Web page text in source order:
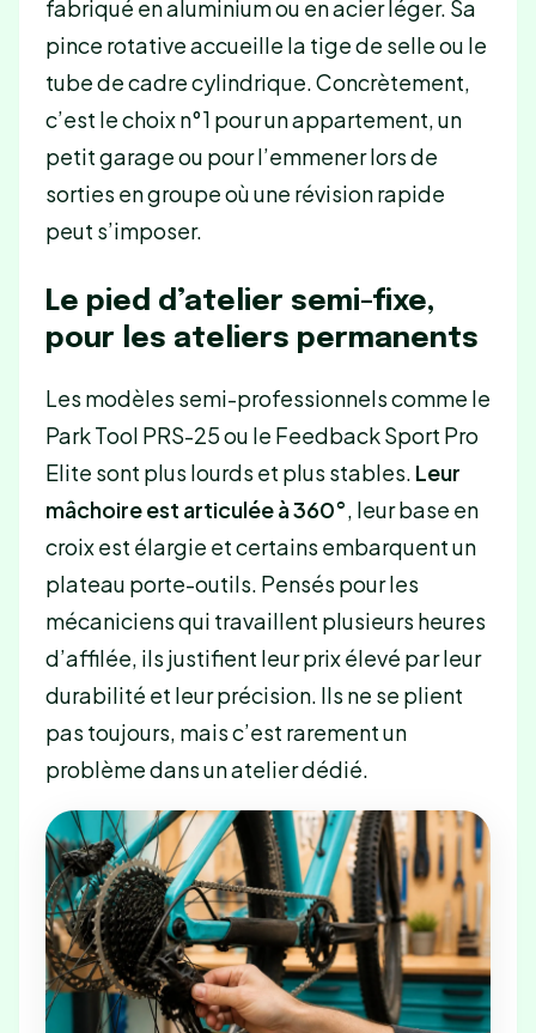
fabriqué en aluminium ou en acier léger. Sa
pince rotative accueille la tige de selle ou le
tube de cadre cylindrique. Concrètement,
c’est le choix n°1 pour un appartement, un
petit garage ou pour l’emmener lors de
sorties en groupe où une révision rapide
peut s’imposer.
Le pied d’atelier semi-fixe,
pour les ateliers permanents
Les modèles semi-professionnels comme le
Park Tool PRS-25 ou le Feedback Sport Pro
Elite sont plus lourds et plus stables. Leur
mâchoire est articulée à 360°, leur base en
croix est élargie et certains embarquent un
plateau porte-outils. Pensés pour les
mécaniciens qui travaillent plusieurs heures
d’affilée, ils justifient leur prix élevé par leur
durabilité et leur précision. Ils ne se plient
pas toujours, mais c’est rarement un
problème dans un atelier dédié.